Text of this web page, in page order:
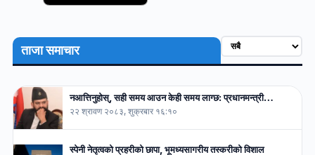
ताजा समाचार
नआत्तिनुहोस्, सही समय आउन केही समय लाग्छ: प्रधानमन्त्री…
२२ श्रावण २०८३, शुक्रबार १६:१०
स्पेनी नेतृत्वको प्रहरीको छापा, भूमध्यसागरीय तस्करीको विशाल